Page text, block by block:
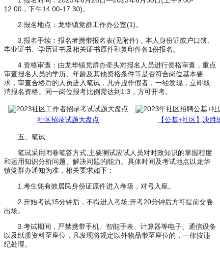
12:00，下午14:00-17:30)。
2.报名地点：龙华镇党群工作办公室(1)。
3.报名手续：报名者携带报名表(见附件)，本人身份证或户口簿、
毕业证书、学历证书及相关证书原件和复印件各1份报名。
4.资格审查：由龙华镇党群办牵头对报名人员进行资格审查，重点
审查报名人员的学历、年龄及其他资格条件等是否符合岗位基本要
求，审查合格后的人员进入笔试，凡弄虚作假者，一经发现，立即取
消报名资格。同一岗位报考比例需达到1:3，方可开考。
社区招录试题大盘点 【公基+社区】决胜
五、笔试
笔试采用闭卷笔答方式,主要测试应试人员对时政知识的掌握程度
和运用知识分析问题、解决问题的能力。具体时间及考试地点以龙华
镇党群办通知为准，相关要求如下：
1.考生凭有效居民身份证原件进入考场，对号入座。
2.开始考试15分钟后，不得进入考场;开考20分钟后方可提前交卷
出场。
3.考试期间，严禁携带手机、智能手表、计算器等电子、通信设备
以及纸质资料至座位，凡发现将规定以外物品带至座位的，一律按违
纪处理。